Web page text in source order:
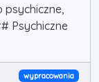
Psychiczne
wypracowania